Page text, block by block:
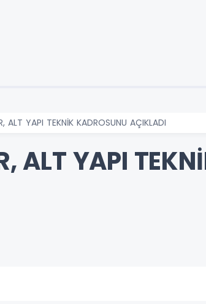
ALT YAPI TEKNİK KADROSUNU AÇIKLADI
ALT YAPI